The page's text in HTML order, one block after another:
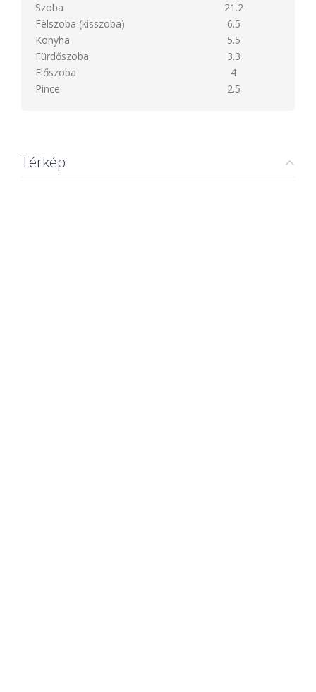
Szoba
21.2
Félszoba (kisszoba)
6.5
Konyha
5.5
Fürdőszoba
3.3
Előszoba
4
Pince
2.5
Térkép